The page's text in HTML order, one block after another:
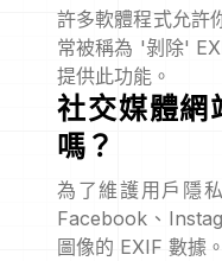
許多軟體程式允許
常被稱為 '剝除'
提供此功能。
社交媒體網
嗎？
為了維護用戶隱
Facebook、
圖像的 EXIF 數據。